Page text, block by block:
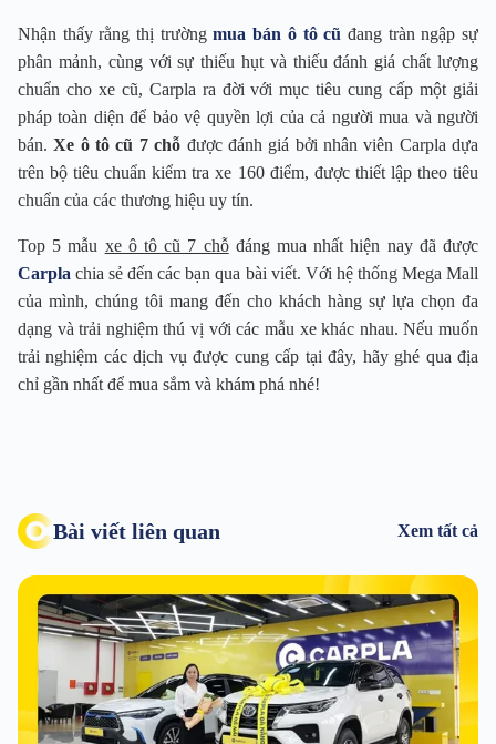
Nhận thấy rằng thị trườngmua bán ô tô cũ đang tràn ngập sự
phân mảnh, cùng với sự thiếu hụt và thiếu đánh giá chất lượng
chuẩn cho xe cũ, Carpla ra đời với mục tiêu cung cấp một giải
pháp toàn diện để bảo vệ quyền lợi của cả người mua và người
bán.Xe ô tô cũ 7 chỗ được đánh giá bởi nhân viên Carpla dựa
trên bộ tiêu chuẩn kiểm tra xe 160 điểm, được thiết lập theo tiêu
chuẩn của các thương hiệu uy tín.
Top 5 mẫu xe ô tô cũ 7 chỗđáng mua nhất hiện nay đã được
Carpla chia sẻ đến các bạn qua bài viết. Với hệ thống Mega Mall
của mình, chúng tôi mang đến cho khách hàng sự lựa chọn đa
dạng và trải nghiệm thú vị với các mẫu xe khác nhau. Nếu muốn
trải nghiệm các dịch vụ được cung cấp tại đây, hãy ghé qua địa
chỉ gần nhất để mua sắm và khám phá nhé!
Bài viết liên quan Xem tất cả